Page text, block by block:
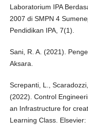
Laboratorium IPA
2007 di SMPN 4
Pendidikan IPA, 7(1).
Sani, R. A. (2021).
Aksara.
Screpanti, L.,
(2022). Control
an Infrastructure for
Learning Class.